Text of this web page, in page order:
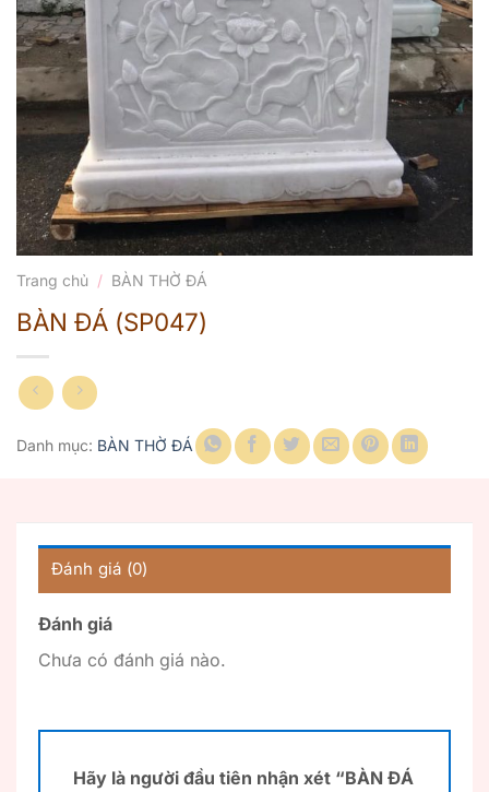
Trang chủ / BÀN THỜ ĐÁ
BÀN ĐÁ (SP047)
Danh mục: BÀN THỜ ĐÁ
Đánh giá (0)
Đánh giá
Chưa có đánh giá nào.
Hãy là người đầu tiên nhận xét “BÀN ĐÁ